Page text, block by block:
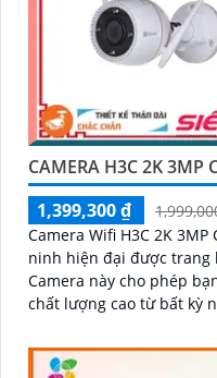
CAMERA H3C 2K 3MP
1,399,300 ₫
Camera Wifi H3C 2K
ninh hiện đại được trang
Camera này cho phép
chất lượng cao từ bất kỳ